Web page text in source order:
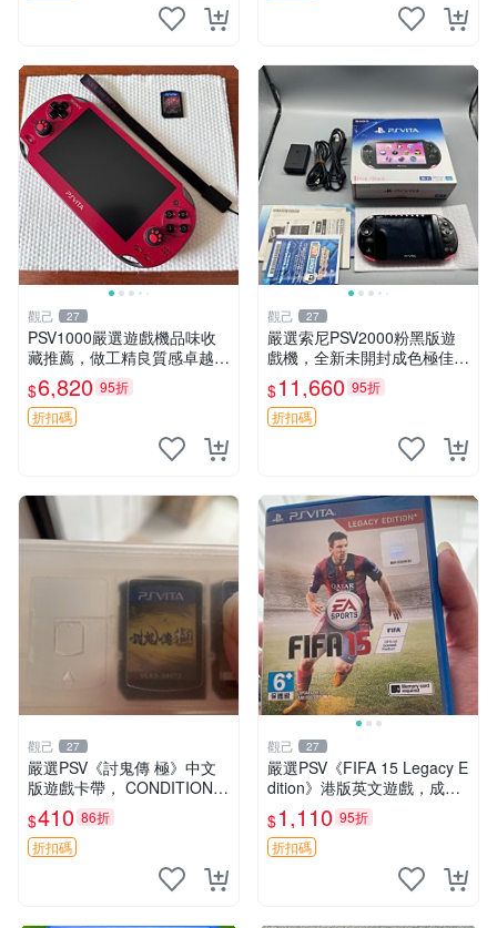
觀己 27
PSV1000嚴選遊戲機品味收
藏推薦，做工精良質感卓越
屏幕表現領先一代 無塑料廉
感 上手順滑 psv1000 psv100
0電玩 psv1000遊戲機
$6,820 95折
折扣碼
觀己 27
嚴選索尼PSV2000粉黑版遊
戲機，全新未開封成色極佳！
9新機殼完整無損，功能運作
順暢如初。 建議收藏珍品！
電玩粉必入手！ PSV2000 PS
$11,660 95折
折扣碼
觀己 27
嚴選PSV《討鬼傳 極》中文
版遊戲卡帶， CONDITION尚
佳，日常使用留痕，運作順
暢，適合收藏。討鬼傳極 PS
V 主機 卡帶
$410 86折
折扣碼
觀己 27
嚴選PSV《FIFA 15 Legacy E
dition》港版英文遊戲，成色
幾乎全新，附原裝包裝盒及乾
淨盤面。適合收藏與自行玩
樂，體育類遊戲不容錯過。
$1,110 95折
折扣碼